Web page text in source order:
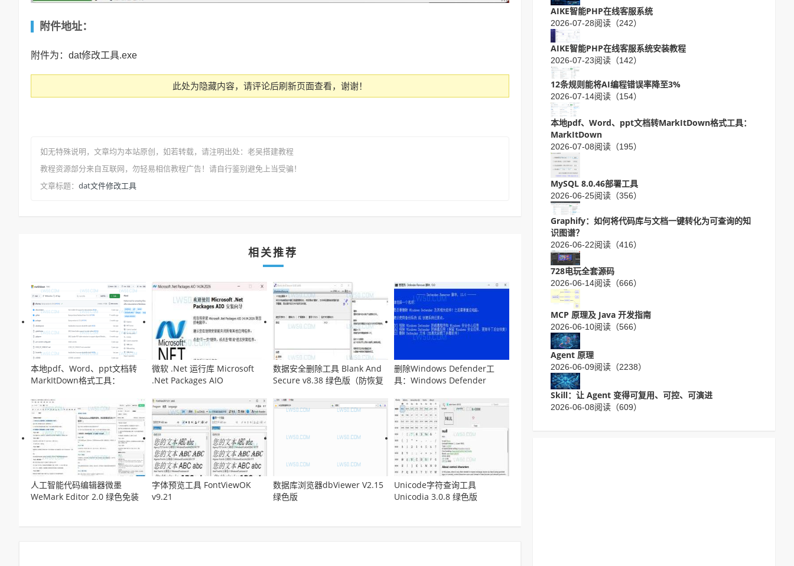
附件地址：
附件为：dat修改工具.exe
此处为隐藏内容，请评论后刷新页面查看，谢谢！
如无特殊说明，文章均为本站原创 ，如若转载，请注明出处： 老吴搭建教程
教程资源部分来自互联网，勿轻易相信教程广告！请自行鉴别避免上当受骗！
文章标题： dat文件修改工具
相关推荐
本地pdf、Word、ppt文档转
MarkItDown格式工具：
微软 .Net 运行库 Microsoft
.Net Packages AIO
数据安全删除工具 Blank And
Secure v8.38 绿色版（防恢复
删除Windows Defender工
具：Windows Defender
人工智能代码编辑器微墨
WeMark Editor 2.0 绿色免装
字体预览工具 FontViewOK
v9.21
数据库浏览器dbViewer V2.15
绿色版
Unicode字符查询工具
Unicodia 3.0.8 绿色版
AIKE智能PHP在线客服系统
2026-07-28阅读（242）
AIKE智能PHP在线客服系统安装教程
2026-07-23阅读（142）
12条规则能将AI编程错误率降至3%
2026-07-14阅读（154）
本地pdf、Word、ppt文档转MarkItDown格式工具：
MarkItDown
2026-07-08阅读（195）
MySQL 8.0.46部署工具
2026-06-25阅读（356）
Graphify：如何将代码库与文档一键转化为可查询的知
识图谱？
2026-06-22阅读（416）
728电玩全套源码
2026-06-14阅读（666）
MCP 原理及 Java 开发指南
2026-06-10阅读（566）
Agent 原理
2026-06-09阅读（2238）
Skill：让 Agent 变得可复用、可控、可演进
2026-06-08阅读（609）